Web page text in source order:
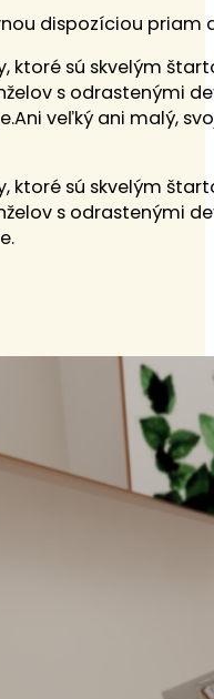
dispozíciou priam
ktoré sú skvelým
s odrastenými
veľký ani malý,
ktoré sú skvelým
s odrastenými